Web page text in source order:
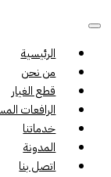
الرئيسية
من نحن
قطع الغيار
الرافعات
خدماتنا
المدونة
اتصل بنا